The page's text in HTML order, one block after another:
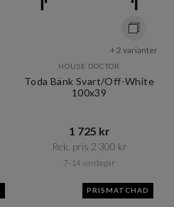
+ 2 varianter
HOUSE DOCTOR
Toda Bänk Svart/Off-White
100x39
1 725 kr​​
Rek. pris 2 300 kr​​
7-14 vardagar
PRISMATCHAD